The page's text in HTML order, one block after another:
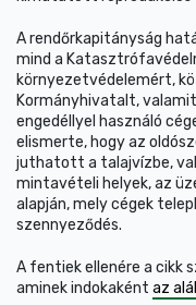
A rendőrkapitányság
mind a
környezetvédelemért,
Kormányhivatalt,
engedéllyel használó
elismerte, hogy az
juthatott a talajvízbe,
mintavételi helyek, az
alapján, mely cégek
szennyeződés.
A fentiek ellenére a
aminek indokaként az